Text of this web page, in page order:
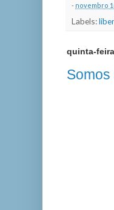
- novembro
Labels:
quinta-
Somos